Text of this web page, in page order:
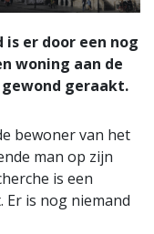
is er door een nog
woning aan de
geraakt.
bewoner van het
man op zijn
is een
is nog niemand